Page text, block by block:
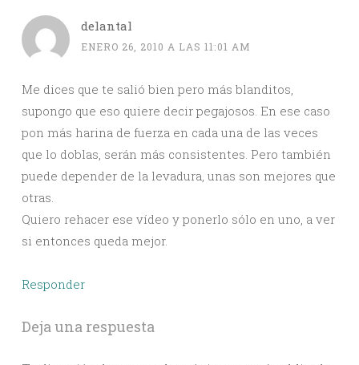
delantal
ENERO 26, 2010 A LAS 11:01 AM
Me dices que te salió bien pero más blanditos,
supongo que eso quiere decir pegajosos. En ese caso
pon más harina de fuerza en cada una de las veces
que lo doblas, serán más consistentes. Pero también
puede depender de la levadura, unas son mejores que
otras.
Quiero rehacer ese vídeo y ponerlo sólo en uno, a ver
si entonces queda mejor.
Responder
Deja una respuesta